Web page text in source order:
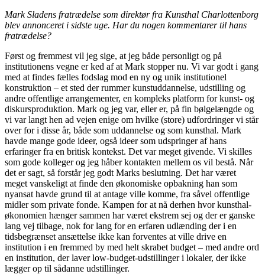
Mark Sladens fratrædelse som direktør fra Kunsthal Charlottenborg
blev annonceret i sidste uge. Har du nogen kommentarer til hans
fratrædelse?
Først og fremmest vil jeg sige, at jeg både personligt og på
institutionens vegne er ked af at Mark stopper nu. Vi var godt i gang
med at findes fælles fodslag mod en ny og unik institutionel
konstruktion – et sted der rummer kunstuddannelse, udstilling og
andre offentlige arrangementer, en kompleks platform for kunst- og
diskursproduktion. Mark og jeg var, eller er, på fin bølgelængde og
vi var langt hen ad vejen enige om hvilke (store) udfordringer vi står
over for i disse år, både som uddannelse og som kunsthal. Mark
havde mange gode ideer, også ideer som udspringer af hans
erfaringer fra en britisk kontekst. Det var meget givende. Vi skilles
som gode kolleger og jeg håber kontakten mellem os vil bestå. Når
det er sagt, så forstår jeg godt Marks beslutning. Det har været
meget vanskeligt at finde den økonomiske opbakning han som
nyansat havde grund til at antage ville komme, fra såvel offentlige
midler som private fonde. Kampen for at nå derhen hvor kunsthal-
økonomien hænger sammen har været ekstrem sej og der er ganske
lang vej tilbage, nok for lang for en erfaren udlænding der i en
tidsbegrænset ansættelse ikke kan forventes at ville drive en
institution i en fremmed by med helt skrabet budget – med andre ord
en institution, der laver low-budget-udstillinger i lokaler, der ikke
lægger op til sådanne udstillinger.